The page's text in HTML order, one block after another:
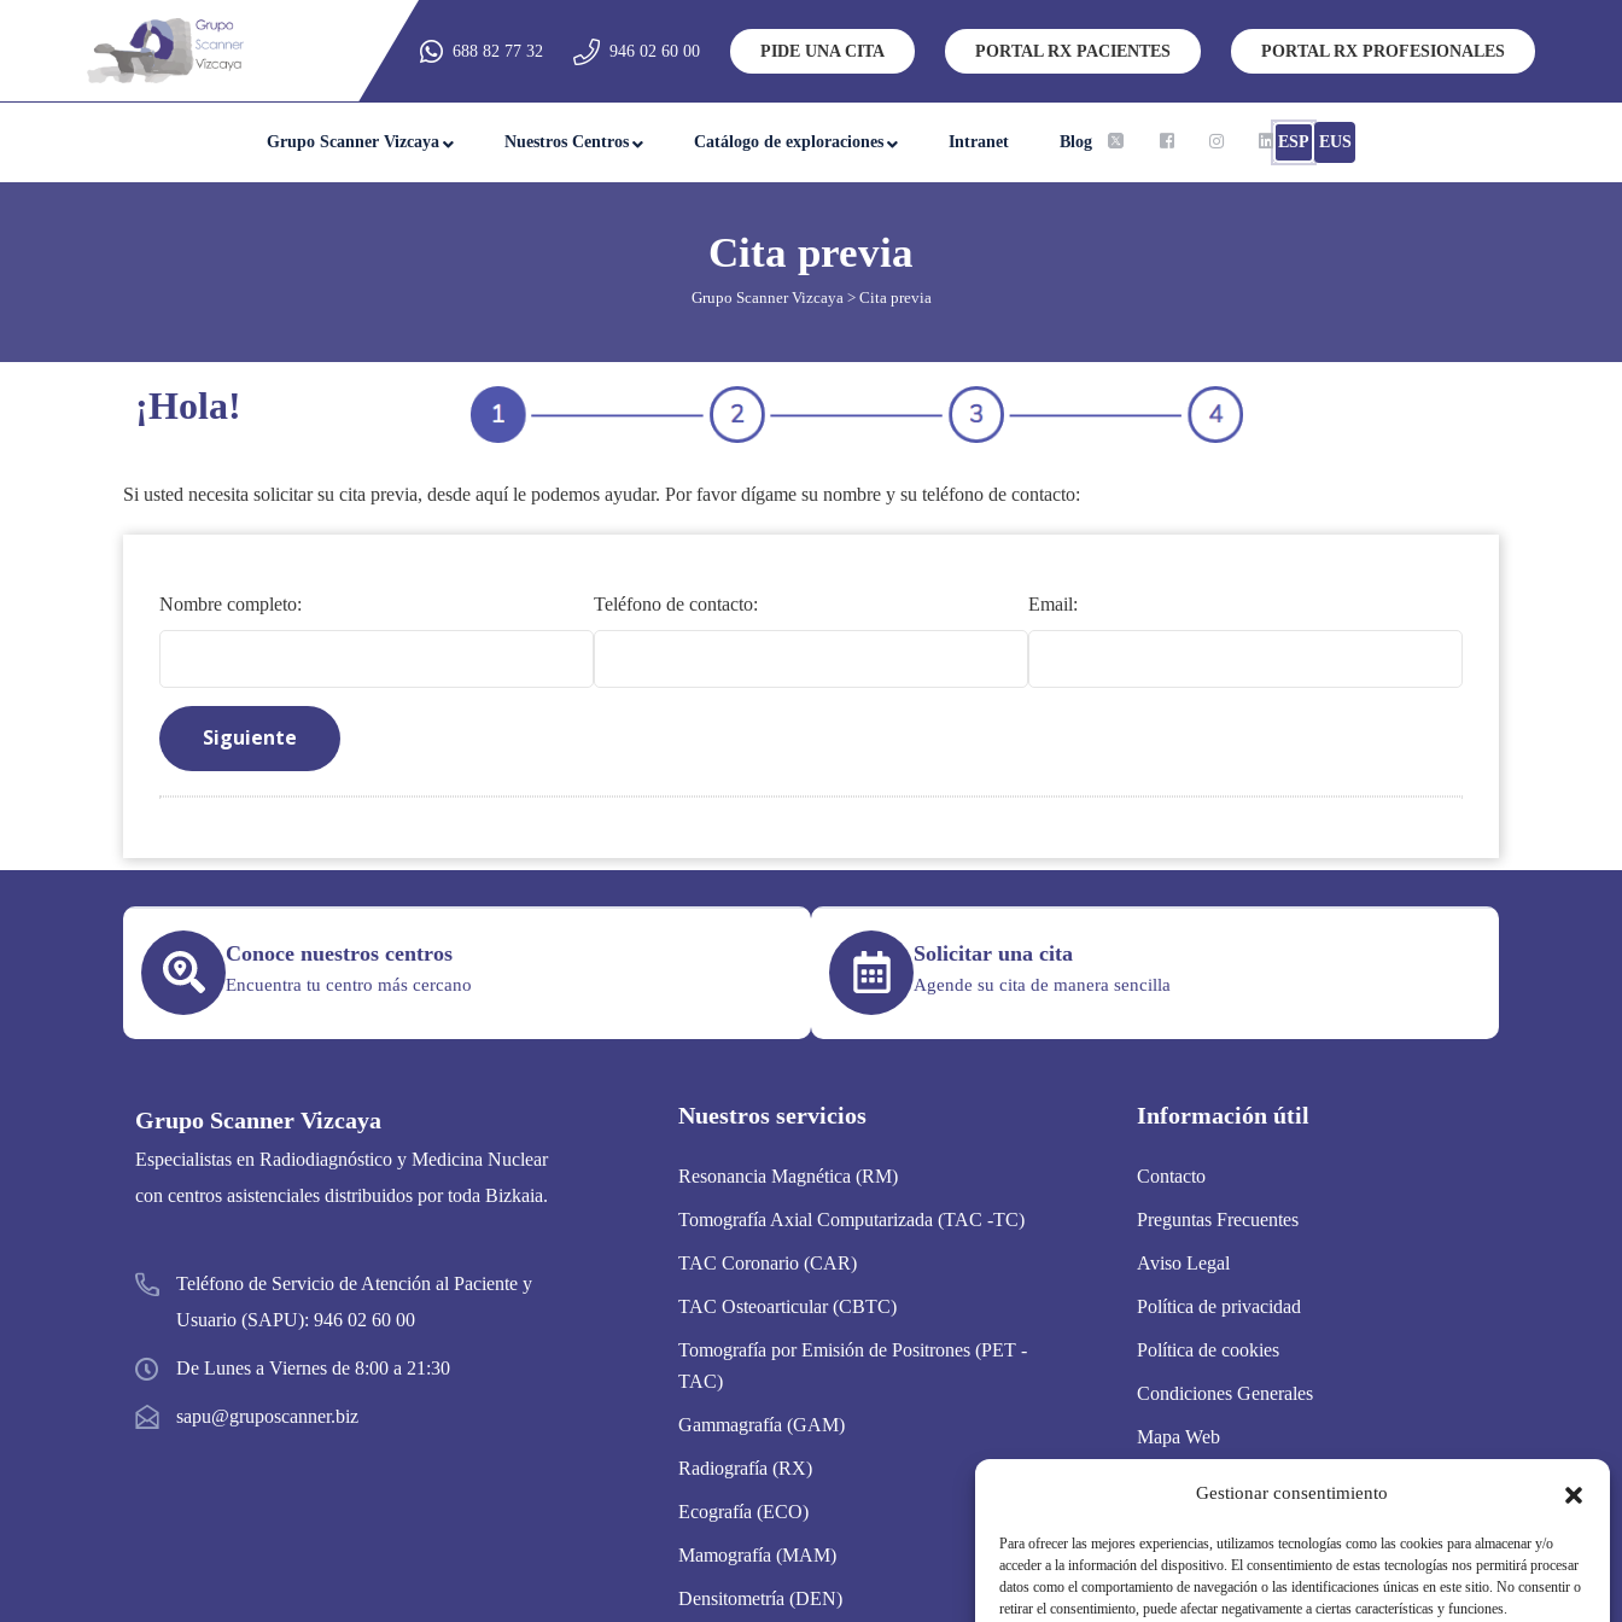
Gestionar consentimiento
Para ofrecer las mejores experiencias, utilizamos tecnologías como las cookies para almacenar y/o
acceder a la información del dispositivo. El consentimiento de estas tecnologías nos permitirá procesar
datos como el comportamiento de navegación o las identificaciones únicas en este sitio. No consentir o
retirar el consentimiento, puede afectar negativamente a ciertas características y funciones.
688 82 77 32 946 02 60 00 PIDE UNA CITA PORTAL RX PACIENTES PORTAL RX PROFESIONALES
Grupo Scanner Vizcaya Nuestros Centros Catálogo de exploraciones Intranet Blog ESP EUS
Cita previa
Grupo Scanner Vizcaya> Cita previa
¡Hola!
Si usted necesita solicitar su cita previa, desde aquí le podemos ayudar. Por favor dígame su nombre y su teléfono de contacto:
Nombre completo: Teléfono de contacto: Email:
Conoce nuestros centros
Encuentra tu centro más cercano
Solicitar una cita
Agende su cita de manera sencilla
Grupo Scanner Vizcaya
Especialistas en Radiodiagnóstico y Medicina Nuclear
con centros asistenciales distribuidos por toda Bizkaia.
Teléfono de Servicio de Atención al Paciente y
Usuario (SAPU): 946 02 60 00
De Lunes a Viernes de 8:00 a 21:30
sapu@gruposcanner.biz
Nuestros servicios
Resonancia Magnética (RM)
Tomografía Axial Computarizada (TAC -TC)
TAC Coronario (CAR)
TAC Osteoarticular (CBTC)
Tomografía por Emisión de Positrones (PET -
TAC)
Gammagrafía (GAM)
Radiografía (RX)
Ecografía (ECO)
Mamografía (MAM)
Densitometría (DEN)
Información útil
Contacto
Preguntas Frecuentes
Aviso Legal
Política de privacidad
Política de cookies
Condiciones Generales
Mapa Web